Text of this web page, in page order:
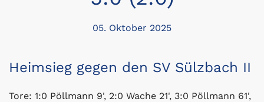
05. Oktober 2025
Heimsieg gegen den SV Sülzbach II
Tore: 1:0 Pöllmann 9', 2:0 Wache 21', 3:0 Pöllmann 61',